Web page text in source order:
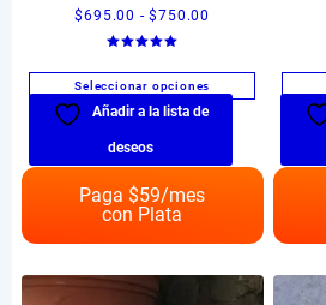
$695.00 - $750.00
desde
$695.00
$750.00
5.00
de 5
Seleccionar opciones
Este
tiene
múltiples
variantes.
Añadir a la lista de
deseos
Paga $59/mes
con Plata